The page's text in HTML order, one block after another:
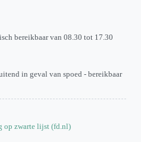
bereikbaar van 08.30 tot 17.30
in geval van spoed - bereikbaar
op zwarte lijst (fd.nl)